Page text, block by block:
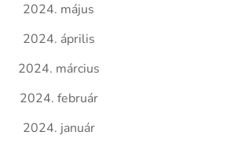
2024. május
2024. április
2024. március
2024. február
2024. január